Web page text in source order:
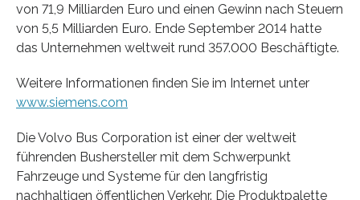
von 71,9 Milliarden Euro und einen Gewinn nach Steuern
von 5,5 Milliarden Euro. Ende September 2014 hatte
das Unternehmen weltweit rund 357.000 Beschäftigte.
Weitere Informationen finden Sie im Internet unter
www.siemens.com
Die Volvo Bus Corporation ist einer der weltweit
führenden Bushersteller mit dem Schwerpunkt
Fahrzeuge und Systeme für den langfristig
nachhaltigen öffentlichen Verkehr. Die Produktpalette